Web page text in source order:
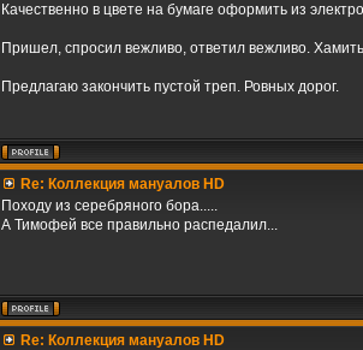
Качественно в цвете на бумаге оформить из
Пришел, спросил вежливо, ответил вежливо.
Предлагаю закончить пустой треп. Ровных дорог.
Re: Коллекция мануалов HD
Походу из серебряного бора.....
А Тимофей все правильно распедалил...
Re: Коллекция мануалов HD